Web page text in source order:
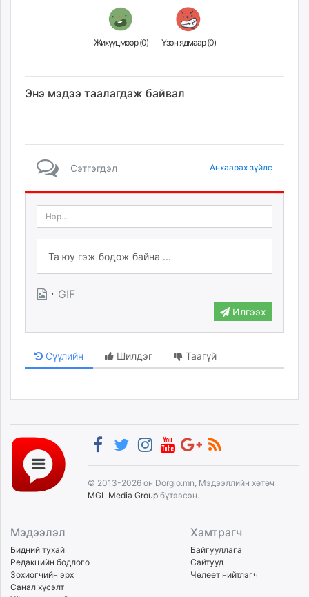
Жихүүцмээр (0) Үзэн ядмаар (0)
Энэ мэдээ таалагдаж байвал
Сэтгэгдэл Анхаарах зүйлс
· GIF
Илгээх
Сүүлийн Шилдэг Таагүй
© 2013-2026 он Dorgio.mn, Мэдээллийн хөтөч
MGL Media Group бүтээсэн.
Мэдээлэл
Бидний тухай
Редакцийн бодлого
Зохиогчийн эрх
Санал хүсэлт
Хамтрагч
Байгууллага
Сайтууд
Чөлөөт нийтлэгч